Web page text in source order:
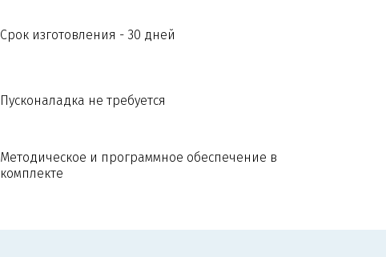
Срок изготовления - 30 дней
Пусконаладка не требуется
Методическое и программное обеспечение в
комплекте